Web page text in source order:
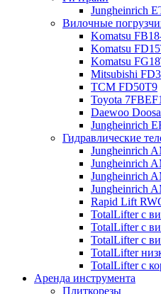
Jungheinrich
Вилочные
Komatsu
Komatsu
Komatsu
Mitsubishi
TCM FD50T9
Toyota
Daewoo
Jungheinrich
Гидравлические
Jungheinrich
Jungheinrich
Jungheinrich
Jungheinrich
Rapid Lift
TotalLifter с
TotalLifter с
TotalLifter с
TotalLifter
TotalLifter с
Аренда инструмента
Плиткорезы